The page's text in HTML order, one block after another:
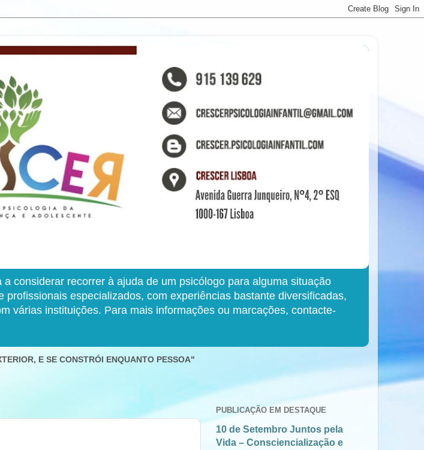
considerar recorrer à ajuda de um psicólogo para alguma situação
especializados, com experiências bastante diversificadas,
várias instituições. Para mais informações ou marcações, contacte-
E SE CONSTRÓI ENQUANTO PESSOA"
PUBLICAÇÃO EM DESTAQUE
10 de Setembro Juntos pela
Vida – Consciencialização e